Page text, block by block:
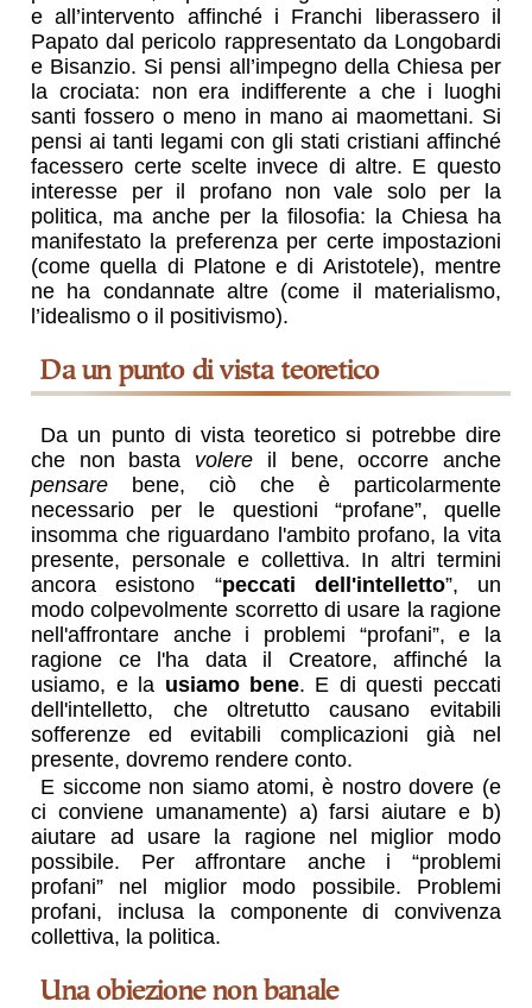
e all’intervento affinché i Franchi liberassero il
Papato dal pericolo rappresentato da Longobardi
e Bisanzio. Si pensi all’impegno della Chiesa per
la crociata: non era indifferente a che i luoghi
santi fossero o meno in mano ai maomettani. Si
pensi ai tanti legami con gli stati cristiani affinché
facessero certe scelte invece di altre. E questo
interesse per il profano non vale solo per la
politica, ma anche per la filosofia: la Chiesa ha
manifestato la preferenza per certe impostazioni
(come quella di Platone e di Aristotele), mentre
ne ha condannate altre (come il materialismo,
l’idealismo o il positivismo).
da un punto di vista teoretico
Da un punto di vista teoretico si potrebbe dire
che non basta volere il bene, occorre anche
pensare bene, ciò che è particolarmente
necessario per le questioni “profane”, quelle
insomma che riguardano l'ambito profano, la vita
presente, personale e collettiva. In altri termini
ancora esistono “peccati dell'intelletto”, un
modo colpevolmente scorretto di usare la ragione
nell'affrontare anche i problemi “profani”, e la
ragione ce l'ha data il Creatore, affinché la
usiamo, e la usiamo bene. E di questi peccati
dell'intelletto, che oltretutto causano evitabili
sofferenze ed evitabili complicazioni già nel
presente, dovremo rendere conto.
E siccome non siamo atomi, è nostro dovere (e
ci conviene umanamente) a) farsi aiutare e b)
aiutare ad usare la ragione nel miglior modo
possibile. Per affrontare anche i “problemi
profani” nel miglior modo possibile. Problemi
profani, inclusa la componente di convivenza
collettiva, la politica.
una obiezione non banale